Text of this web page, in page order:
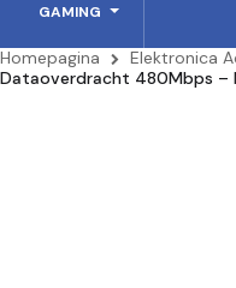
GAMING
Homepagina Elektronica
Dataoverdracht 480Mbps –